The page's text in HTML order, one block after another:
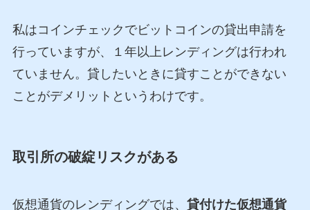
私はコインチェックでビットコインの貸出申請を
行っていますが、１年以上レンディングは行われ
ていません。貸したいときに貸すことができない
ことがデメリットというわけです。
取引所の破綻リスクがある
仮想通貨のレンディングでは、 貸付けた仮想通貨